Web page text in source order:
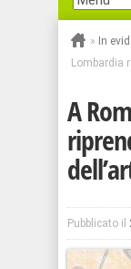
» In
Lombardia
A
Pubblicato il